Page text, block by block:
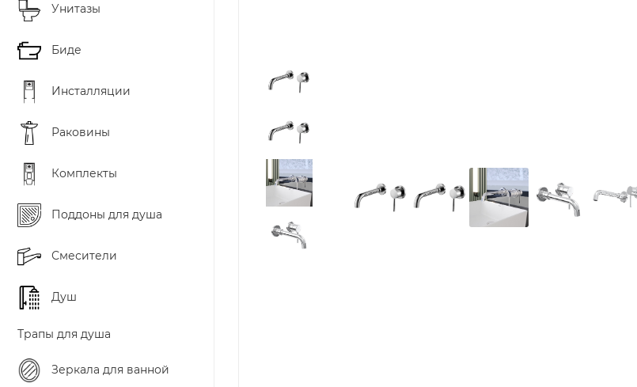
Унитазы
Биде
Инсталляции
Раковины
Комплекты
Поддоны для душа
Смесители
Душ
Трапы для душа
Зеркала для ванной